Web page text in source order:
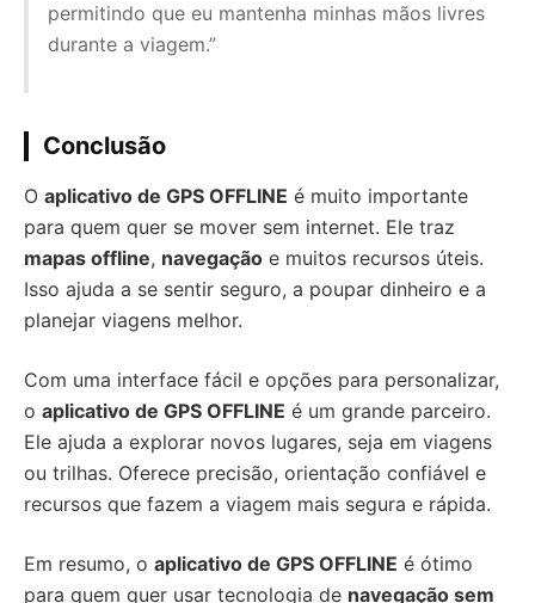
permitindo que eu mantenha minhas mãos livres
durante a viagem.”
Conclusão
O aplicativo de GPS OFFLINE é muito importante
para quem quer se mover sem internet. Ele traz
mapas offline, navegação e muitos recursos úteis.
Isso ajuda a se sentir seguro, a poupar dinheiro e a
planejar viagens melhor.
Com uma interface fácil e opções para personalizar,
o aplicativo de GPS OFFLINE é um grande parceiro.
Ele ajuda a explorar novos lugares, seja em viagens
ou trilhas. Oferece precisão, orientação confiável e
recursos que fazem a viagem mais segura e rápida.
Em resumo, o aplicativo de GPS OFFLINE é ótimo
para quem quer usar tecnologia de navegação sem